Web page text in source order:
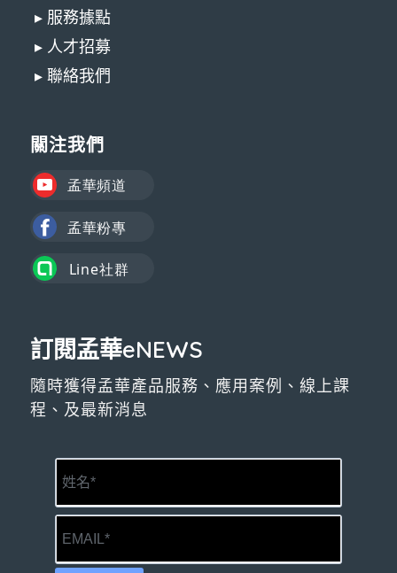
▸ 服務據點
▸ 人才招募
▸ 聯絡我們
關注我們
訂閱孟華eNEWS
隨時獲得孟華產品服務、應用案例、線上課
程、及最新消息